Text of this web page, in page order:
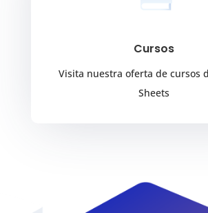
Cursos
Visita nuestra oferta de cursos
Sheets